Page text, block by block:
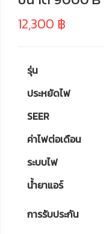
12,300 ฿
รุ่น
ประหยัดไฟ
SEER
ค่าไฟต่อเดือน
ระบบไฟ
น้ำยาแอร์
การรับประกัน